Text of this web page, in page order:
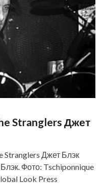
Stranglers Джет
Stranglers Джет Блэк
Фото: Tschiponnique
Look Press